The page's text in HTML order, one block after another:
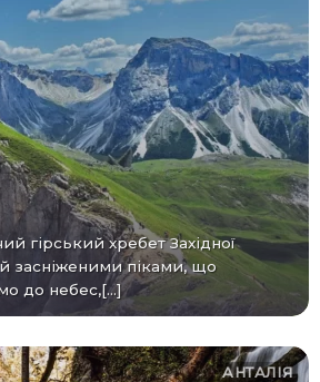
засніженими піками, що
до небес,[...]
АНТАЛІЯ